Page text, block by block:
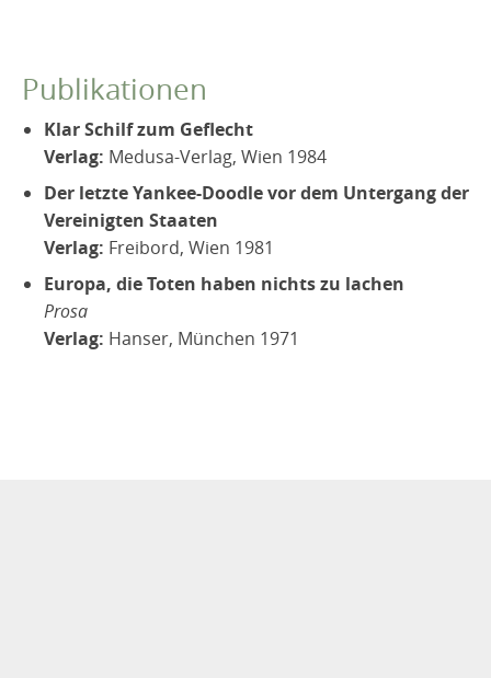
Publikationen
Klar Schilf zum Geflecht
Verlag: Medusa-Verlag, Wien 1984
Der letzte Yankee-Doodle vor dem Untergang der
Vereinigten Staaten
Verlag: Freibord, Wien 1981
Europa, die Toten haben nichts zu lachen
Prosa
Verlag: Hanser, München 1971